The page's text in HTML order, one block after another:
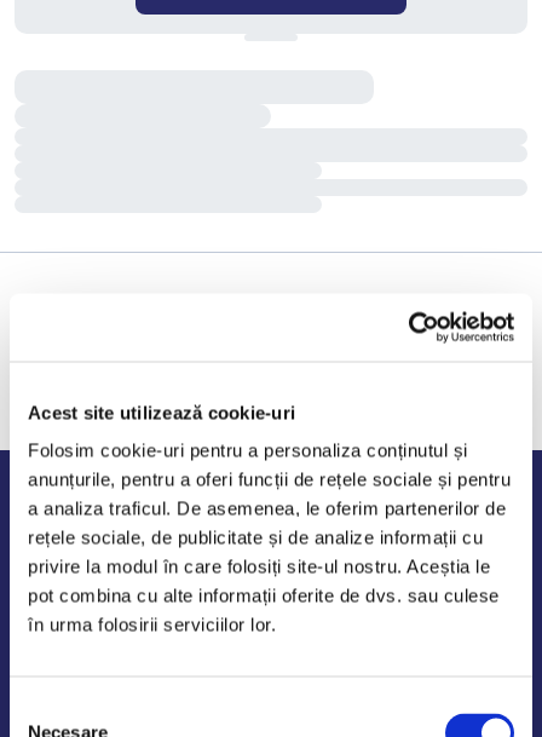
Acest site utilizează cookie-uri
Folosim cookie-uri pentru a personaliza conținutul și
anunțurile, pentru a oferi funcții de rețele sociale și pentru
a analiza traficul. De asemenea, le oferim partenerilor de
rețele sociale, de publicitate și de analize informații cu
privire la modul în care folosiți site-ul nostru. Aceștia le
pot combina cu alte informații oferite de dvs. sau culese
în urma folosirii serviciilor lor.
Necesare
Program de lucru
Luni - Vineri: 09:00-18:00
Sambata - Duminica: 10:00-14:00